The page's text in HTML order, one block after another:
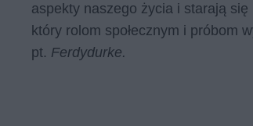
aspekty naszego życia i starają
który rolom społecznym i próbom
pt. Ferdydurke.